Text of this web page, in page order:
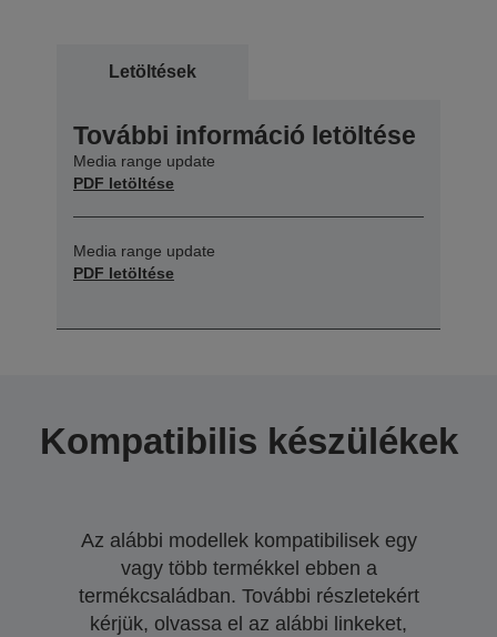
Letöltések
További információ letöltése
Media range update
PDF letöltése
Media range update
PDF letöltése
Kompatibilis készülékek
Az alábbi modellek kompatibilisek egy
vagy több termékkel ebben a
termékcsaládban. További részletekért
kérjük, olvassa el az alábbi linkeket,